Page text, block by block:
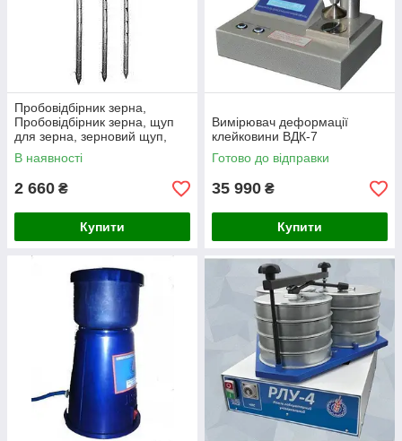
Пробовідбірник зерна,
Пробовідбірник зерна, щуп
для зерна, зерновий щуп,
зерновий щуп
В наявності
2 660 ₴
Купити
Вимірювач деформації
клейковини ВДК-7
Готово до відправки
35 990 ₴
Купити